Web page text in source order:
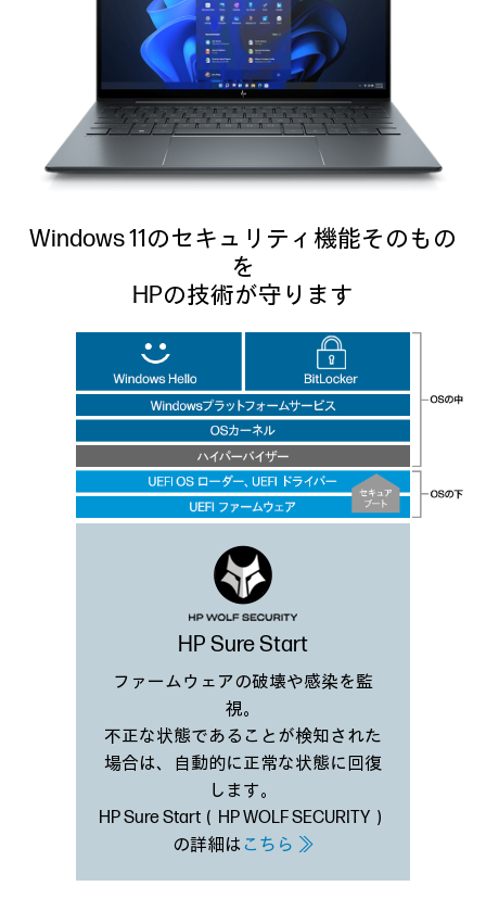
Windows 11のセキュリティ機能そのもの
を
HPの技術が守ります
HP Sure Start
ファームウェアの破壊や感染を監
視。
不正な状態であることが検知された
場合は、自動的に正常な状態に回復
します。
HP Sure Start（HP WOLF SECURITY）
の詳細はこちら ≫